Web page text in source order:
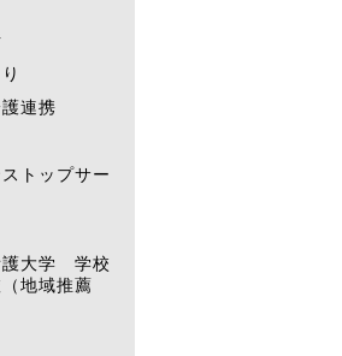
連携
トップサー
護大学 学校
地域推薦